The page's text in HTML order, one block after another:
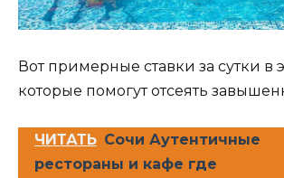
Вот примерные ставки за сутки в
которые помогут отсеять
ЧИТАТЬ Сочи Аутентичные
рестораны и кафе где